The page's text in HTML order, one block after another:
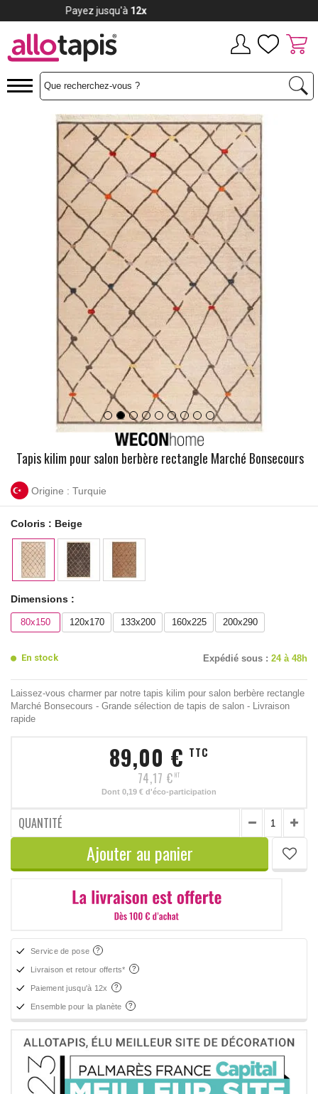
Tapis kilim pour salon berbère rectangle Marché Bonsecours
Origine : Turquie
Coloris : Beige
Dimensions :
80x150 120x170 133x200 160x225 200x290
En stock Expédié sous : 24 à 48h
Laissez-vous charmer par notre tapis kilim pour salon berbère rectangle
Marché Bonsecours - Grande sélection de tapis de salon - Livraison
rapide
89,00 € TTC
74,17 € HT
Dont 0,19 € d'éco-participation
QUANTITÉ
Ajouter au panier
Service de pose
Livraison et retour offerts*
Paiement jusqu'à 12x
Ensemble pour la planète
Payez jusqu'à